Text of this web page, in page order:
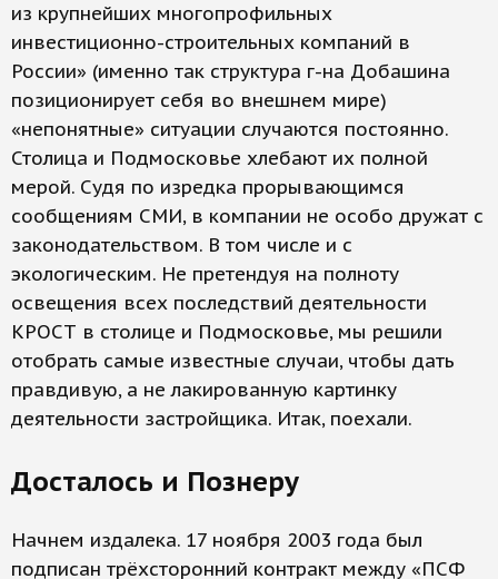
из крупнейших многопрофильных
инвестиционно-строительных компаний в
России» (именно так структура г-на Добашина
позиционирует себя во внешнем мире)
«непонятные» ситуации случаются постоянно.
Столица и Подмосковье хлебают их полной
мерой. Судя по изредка прорывающимся
сообщениям СМИ, в компании не особо дружат с
законодательством. В том числе и с
экологическим. Не претендуя на полноту
освещения всех последствий деятельности
КРОСТ в столице и Подмосковье, мы решили
отобрать самые известные случаи, чтобы дать
правдивую, а не лакированную картинку
деятельности застройщика. Итак, поехали.
Досталось и Познеру
Начнем издалека. 17 ноября 2003 года был
подписан трёхсторонний контракт между «ПСФ